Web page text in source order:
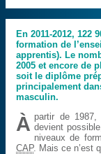
En 2011-2012, 122
formation de
apprentis). Le
2005 et encore de
soit le diplôme
principalement
masculin.
À partir de 1987,
devient
niveaux de
CAP. Mais ce n’est